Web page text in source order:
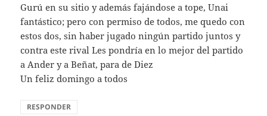
Gurú en su sitio y además fajándose a tope, Unai
fantástico; pero con permiso de todos, me quedo con
estos dos, sin haber jugado ningún partido juntos y
contra este rival Les pondría en lo mejor del partido
a Ander y a Beñat, para de Diez
Un feliz domingo a todos
RESPONDER